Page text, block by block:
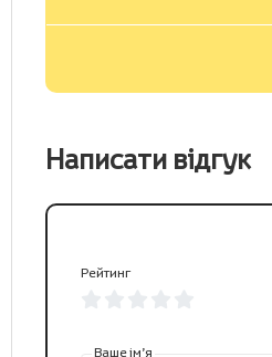
Написати відгук
Рейтинг
Ваше ім’я